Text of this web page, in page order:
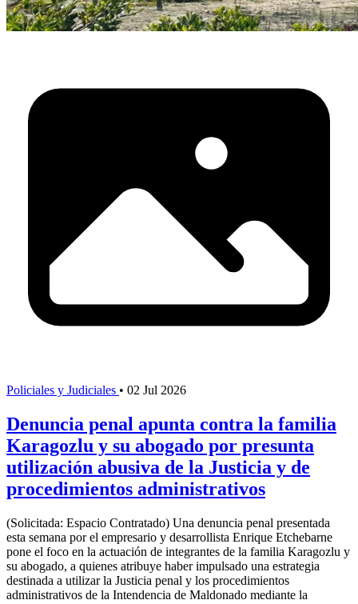
Policiales y Judiciales • 02 Jul 2026
Denuncia penal apunta contra la familia
Karagozlu y su abogado por presunta
utilización abusiva de la Justicia y de
procedimientos administrativos
(Solicitada: Espacio Contratado) Una denuncia penal presentada
esta semana por el empresario y desarrollista Enrique Etchebarne
pone el foco en la actuación de integrantes de la familia Karagozlu y
su abogado, a quienes atribuye haber impulsado una estrategia
destinada a utilizar la Justicia penal y los procedimientos
administrativos de la Intendencia de Maldonado mediante la